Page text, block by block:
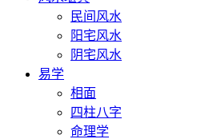
民间风水
阳宅风水
阴宅风水
易学
相面
四柱八字
命理学